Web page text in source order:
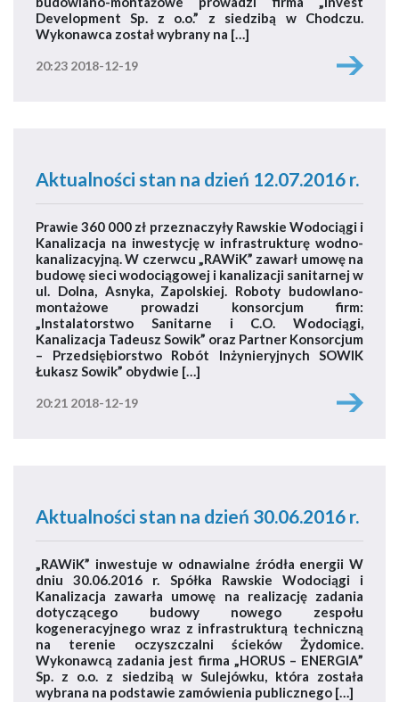
Development Sp. z o.o.” z siedzibą w Chodczu.
Wykonawca został wybrany na […]
20:23 2018-12-19
Aktualności stan na dzień 12.07.2016 r.
Prawie 360 000 zł przeznaczyły Rawskie Wodociągi i
Kanalizacja na inwestycję w infrastrukturę wodno-
kanalizacyjną. W czerwcu „RAWiK” zawarł umowę na
budowę sieci wodociągowej i kanalizacji sanitarnej w
ul. Dolna, Asnyka, Zapolskiej. Roboty budowlano-
montażowe prowadzi konsorcjum firm:
„Instalatorstwo Sanitarne i C.O. Wodociągi,
Kanalizacja Tadeusz Sowik” oraz Partner Konsorcjum
– Przedsiębiorstwo Robót Inżynieryjnych SOWIK
Łukasz Sowik” obydwie […]
20:21 2018-12-19
Aktualności stan na dzień 30.06.2016 r.
„RAWiK” inwestuje w odnawialne źródła energii W
dniu 30.06.2016 r. Spółka Rawskie Wodociągi i
Kanalizacja zawarła umowę na realizację zadania
dotyczącego budowy nowego zespołu
kogeneracyjnego wraz z infrastrukturą techniczną
na terenie oczyszczalni ścieków Żydomice.
Wykonawcą zadania jest firma „HORUS – ENERGIA”
Sp. z o.o. z siedzibą w Sulejówku, która została
wybrana na podstawie zamówienia publicznego […]